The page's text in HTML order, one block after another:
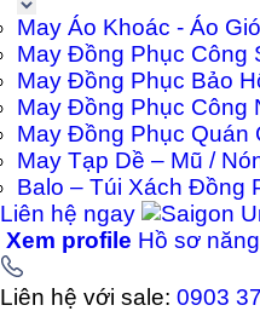
May Áo Khoác - Áo
May Đồng Phục Công
May Đồng Phục Bảo
May Đồng Phục Công
May Đồng Phục Quán
May Tạp Dề – Mũ /
Balo – Túi Xách Đồng
Liên hệ ngay
Xem profile Hồ sơ
Liên hệ với sale: 0903